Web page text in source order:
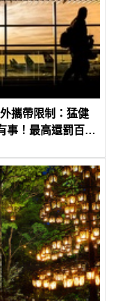
攜帶限制：猛健
事！最高還罰百